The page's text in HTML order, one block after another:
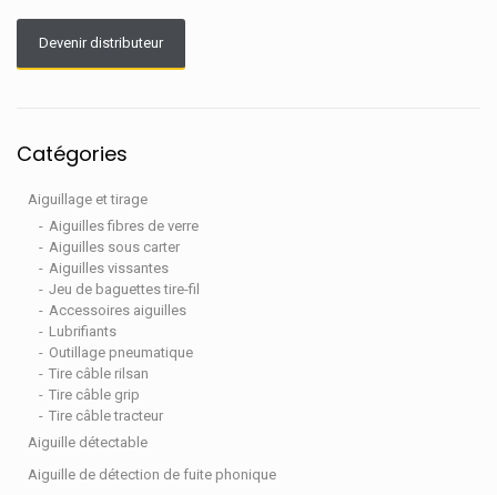
Devenir distributeur
Catégories
Aiguillage et tirage
Aiguilles fibres de verre
Aiguilles sous carter
Aiguilles vissantes
Jeu de baguettes tire-fil
Accessoires aiguilles
Lubrifiants
Outillage pneumatique
Tire câble rilsan
Tire câble grip
Tire câble tracteur
Aiguille détectable
Aiguille de détection de fuite phonique